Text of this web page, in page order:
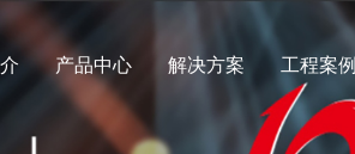
产品中心 解决方案 工程案例